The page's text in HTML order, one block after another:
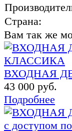
Страна:
Вам так же
ВХОДНАЯ
43 000 руб.
Подробнее